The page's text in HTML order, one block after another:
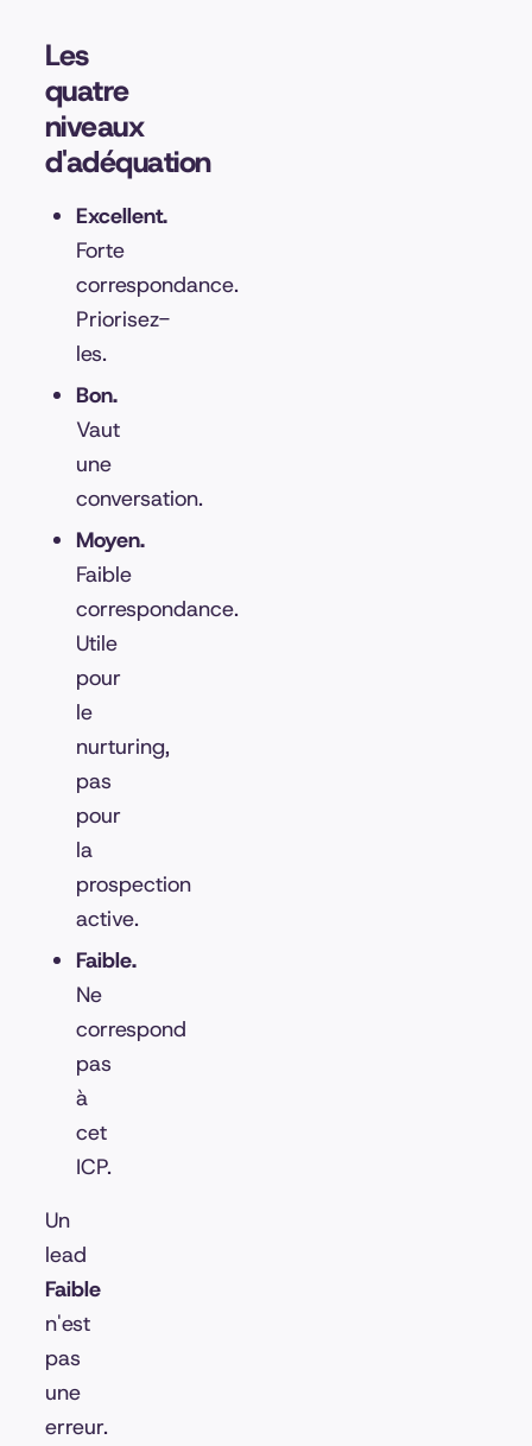
Les
quatre
niveaux
d'adéquation
Excellent.
Forte
correspondance.
Priorisez-
les.
Bon.
Vaut
une
conversation.
Moyen.
Faible
correspondance.
Utile
pour
le
nurturing,
pas
pour
la
prospection
active.
Faible.
Ne
correspond
pas
à
cet
ICP.
Un
lead
Faible
n'est
pas
une
erreur.